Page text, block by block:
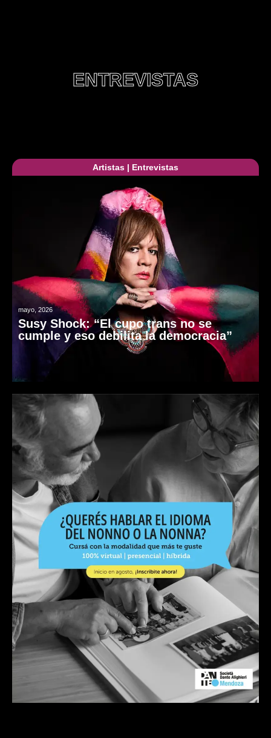
ENTREVISTAS
Artistas | Entrevistas
mayo, 2026
Susy Shock: “El cupo trans no se
cumple y eso debilita la democracia”